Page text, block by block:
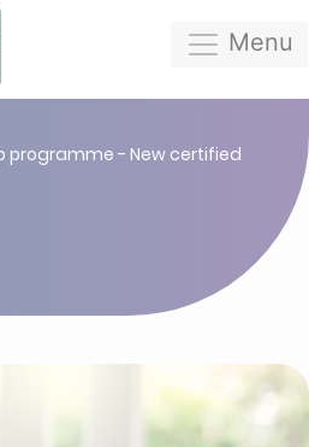
Menu
programme - New certified